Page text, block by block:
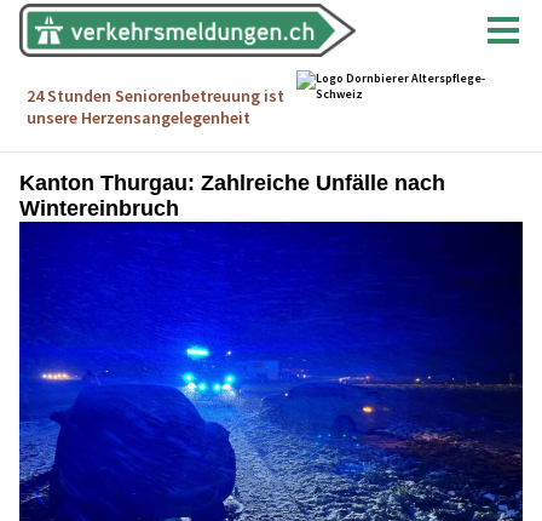
Kanton Thurgau: Zahlreiche Unfälle nach
Wintereinbruch